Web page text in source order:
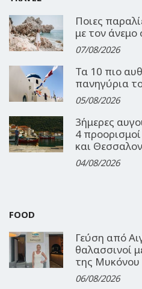
Ποιες
με τον άνεμο
07/08/2026
Τα 10 πιο
πανηγύρια
05/08/2026
3ήμερες
4
και
04/08/2026
FOOD
Γεύση από
θαλασσινοί
της Μυκόνου
06/08/2026